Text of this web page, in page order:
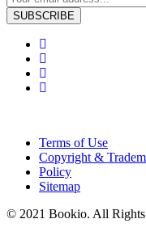
Terms of Use
Copyright &
Policy
Sitemap
© 2021 Bookio. All Rights